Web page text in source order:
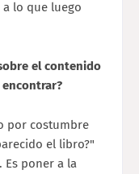
lo que luego
el contenido
por costumbre
el libro?"
Es poner a la